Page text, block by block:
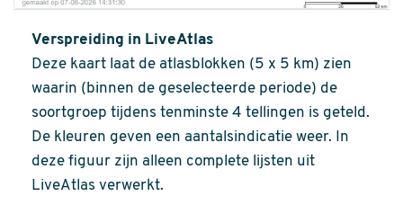
Verspreiding in LiveAtlas
Deze kaart laat de atlasblokken (5 x 5 km) zien
waarin (binnen de geselecteerde periode) de
soortgroep tijdens tenminste 4 tellingen is geteld.
De kleuren geven een aantalsindicatie weer. In
deze figuur zijn alleen complete lijsten uit
LiveAtlas verwerkt.